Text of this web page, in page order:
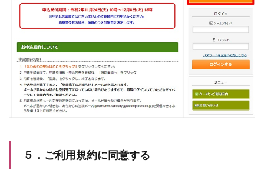
５．ご利用規約に同意する